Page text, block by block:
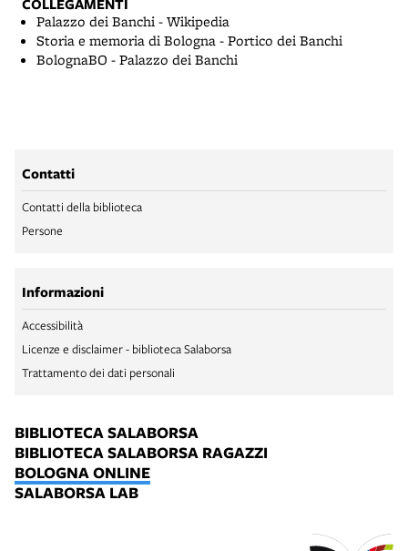
COLLEGAMENTI
Palazzo dei Banchi - Wikipedia
Storia e memoria di Bologna - Portico dei Banchi
BolognaBO - Palazzo dei Banchi
Contatti
Contatti della biblioteca
Persone
Informazioni
Accessibilità
Licenze e disclaimer - biblioteca Salaborsa
Trattamento dei dati personali
BIBLIOTECA SALABORSA
BIBLIOTECA SALABORSA RAGAZZI
BOLOGNA ONLINE
SALABORSA LAB